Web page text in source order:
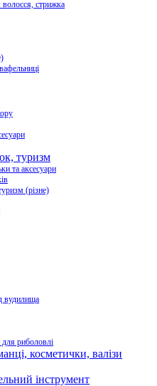
стрижка
туризм
та аксесуари
(різне)
вудилища
риболовлі
косметички, валізи
інструмент